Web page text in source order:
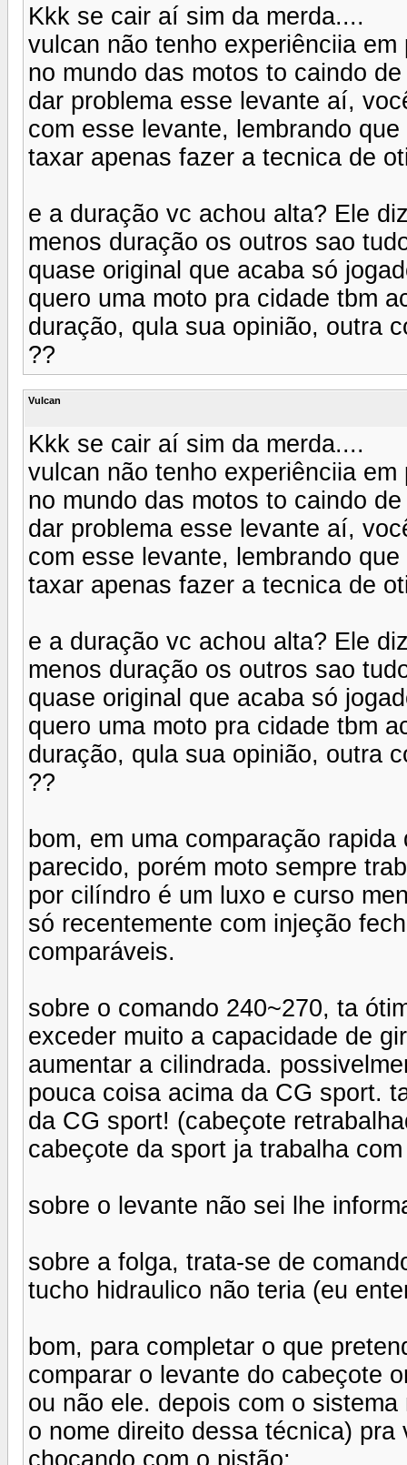
Kkk se cair aí sim da merda....
vulcan não tenho experiênciia
no mundo das motos to caindo
dar problema esse levante aí,
com esse levante, lembrando
taxar apenas fazer a tecnica de
e a duração vc achou alta? Ele
menos duração os outros sao
quase original que acaba só
quero uma moto pra cidade tbm
duração, qula sua opinião, outra
??
Vulcan
Kkk se cair aí sim da merda....
vulcan não tenho experiênciia
no mundo das motos to caindo
dar problema esse levante aí,
com esse levante, lembrando
taxar apenas fazer a tecnica de
e a duração vc achou alta? Ele
menos duração os outros sao
quase original que acaba só
quero uma moto pra cidade tbm
duração, qula sua opinião, outra
??
bom, em uma comparação
parecido, porém moto sempre
por cilíndro é um luxo e curso
só recentemente com injeção
comparáveis.
sobre o comando 240~270, ta
exceder muito a capacidade de
aumentar a cilindrada.
pouca coisa acima da CG sport.
da CG sport! (cabeçote
cabeçote da sport ja trabalha
sobre o levante não sei lhe
sobre a folga, trata-se de
tucho hidraulico não teria (eu
bom, para completar o que
comparar o levante do cabeçote
ou não ele. depois com o
o nome direito dessa técnica)
chocando com o pistão;